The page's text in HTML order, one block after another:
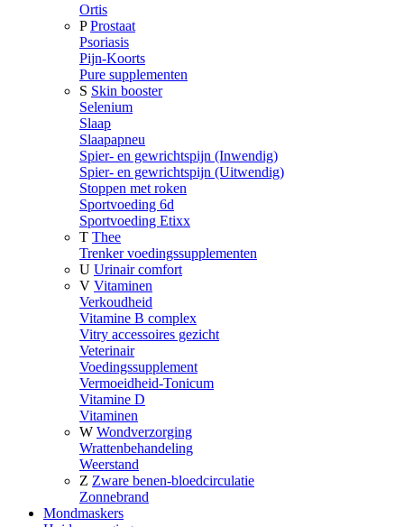
Ortis
P Prostaat
Psoriasis
Pijn-Koorts
Pure supplementen
S Skin booster
Selenium
Slaap
Slaapapneu
Spier- en gewrichtspijn (Inwendig)
Spier- en gewrichtspijn (Uitwendig)
Stoppen met roken
Sportvoeding 6d
Sportvoeding Etixx
T Thee
Trenker voedingssupplementen
U Urinair comfort
V Vitaminen
Verkoudheid
Vitamine B complex
Vitry accessoires gezicht
Veterinair
Voedingssupplement
Vermoeidheid-Tonicum
Vitamine D
Vitaminen
W Wondverzorging
Wrattenbehandeling
Weerstand
Z Zware benen-bloedcirculatie
Zonnebrand
Mondmaskers